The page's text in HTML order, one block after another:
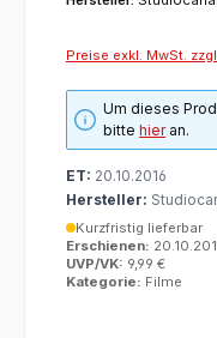
Preise exkl. MwSt.
Um dieses
bittehieran.
ET: 20.10.2016
Hersteller:
Kurzfristig lieferbar
Erschienen:
UVP/VK: 9,99 €
Kategorie: Filme